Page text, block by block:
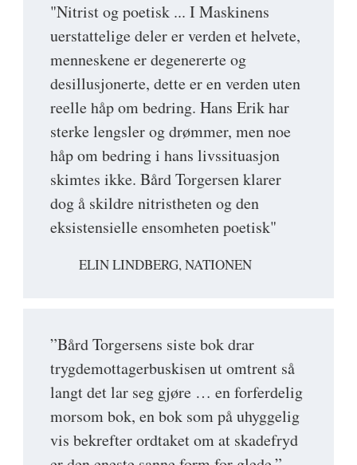
"Nitrist og poetisk ... I Maskinens
uerstattelige deler er verden et helvete,
menneskene er degenererte og
desillusjonerte, dette er en verden uten
reelle håp om bedring. Hans Erik har
sterke lengsler og drømmer, men noe
håp om bedring i hans livssituasjon
skimtes ikke. Bård Torgersen klarer
dog å skildre nitristheten og den
eksistensielle ensomheten poetisk"
ELIN LINDBERG, NATIONEN
”Bård Torgersens siste bok drar
trygdemottagerbuskisen ut omtrent så
langt det lar seg gjøre … en forferdelig
morsom bok, en bok som på uhyggelig
vis bekrefter ordtaket om at skadefryd